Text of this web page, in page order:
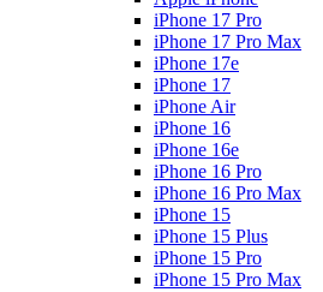
iPhone 17 Pro
iPhone 17 Pro Max
iPhone 17e
iPhone 17
iPhone Air
iPhone 16
iPhone 16e
iPhone 16 Pro
iPhone 16 Pro Max
iPhone 15
iPhone 15 Plus
iPhone 15 Pro
iPhone 15 Pro Max